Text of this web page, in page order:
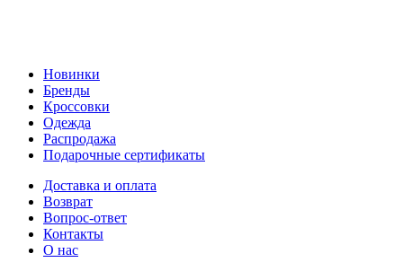
Новинки
Бренды
Кроссовки
Одежда
Распродажа
Подарочные сертификаты
Доставка и оплата
Возврат
Вопрос-ответ
Контакты
О нас